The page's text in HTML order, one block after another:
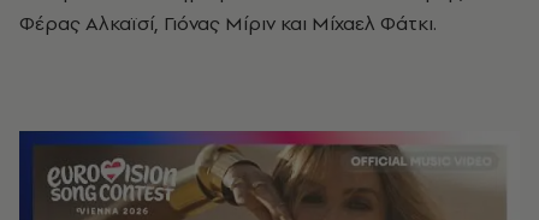
Φέρας Αλκαϊσί, Γιόνας Μίριν και Μίχαελ Φάτκι.